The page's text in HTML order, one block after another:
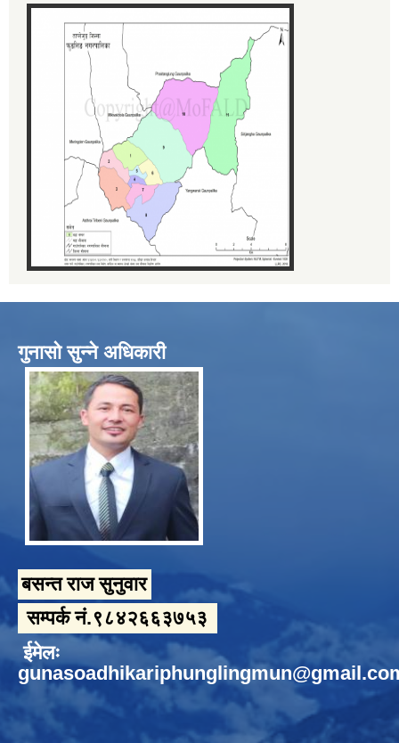
गुनासो सुन्ने अधिकारी
बसन्त राज सुनुवार
सम्पर्क नं.९८४२६६३७५३
ईमेलः